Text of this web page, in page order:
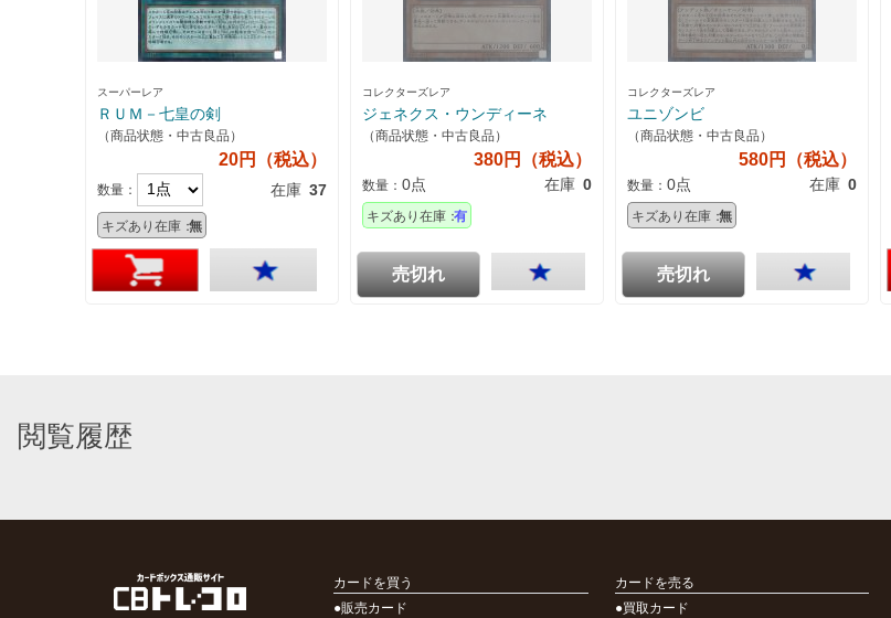
スーパーレア
ＲＵＭ－七皇の剣
（商品状態・中古良品）
20円（税込）
数量： 在庫 37
キズあり在庫：無
コレクターズレア
ジェネクス・ウンディーネ
（商品状態・中古良品）
380円（税込）
数量： 0点 在庫 0
キズあり在庫：有
売切れ
コレクターズレア
ユニゾンビ
（商品状態・中古良品）
580円（税込）
数量： 0点 在庫 0
キズあり在庫：無
売切れ
閲覧履歴
カードを買う
●販売カード
カードを売る
●買取カード